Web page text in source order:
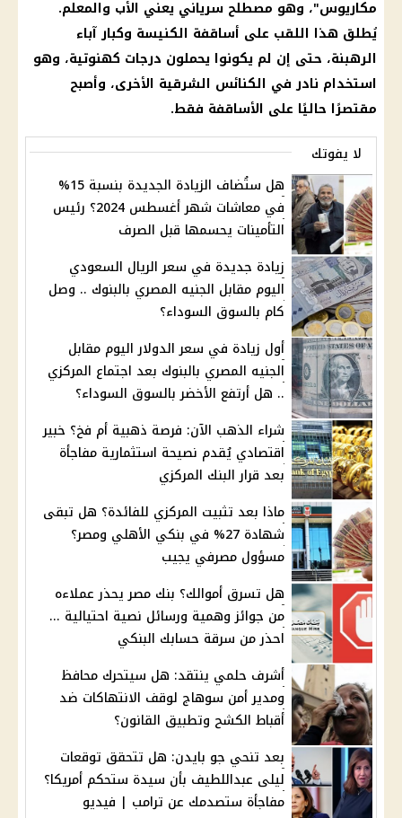
مكاريوس"، وهو مصطلح سرياني يعني الأب والمعلم.
يُطلق هذا اللقب على أساقفة الكنيسة وكبارآباء
الرهبنة، حتى إن لم يكونوا يحملون درجات كهنوتية، وهو
استخدام نادر في الكنائس الشرقية الأخرى، وأصبح
مقتصرًا حاليًا على الأساقفة فقط.
لا يفوتك
هل ستُضاف الزيادة الجديدة بنسبة 15%
في معاشات شهر أغسطس 2024؟ رئيس
التأمينات يحسمها قبل الصرف
زيادة جديدة في سعر الريال السعودي
اليوم مقابل الجنيه المصري بالبنوك .. وصل
كام بالسوق السوداء؟
أول زيادة في سعر الدولار اليوم مقابل
الجنيه المصري بالبنوك بعد اجتماع المركزي
.. هل أرتفع الأخضر بالسوق السوداء؟
شراء الذهب الآن: فرصة ذهبية أم فخ؟ خبير
اقتصادي يُقدم نصيحة استثمارية مفاجأة
بعد قرار البنك المركزي
ماذا بعد تثبيت المركزي للفائدة؟ هل تبقى
شهادة 27% في بنكي الأهلي ومصر؟
مسؤول مصرفي يجيب
هل تسرق أموالك؟ بنك مصر يحذر عملاءه
من جوائز وهمية ورسائل نصية احتيالية ...
احذر من سرقة حسابك البنكي
أشرف حلمي ينتقد: هل سيتحرك محافظ
ومدير أمن سوهاج لوقف الانتهاكات ضد
أقباط الكشح وتطبيق القانون؟
بعد تنحي جو بايدن: هل تتحقق توقعات
ليلى عبداللطيف بأن سيدة ستحكم أمريكا؟
مفاجأة ستصدمك عن ترامب | فيديو